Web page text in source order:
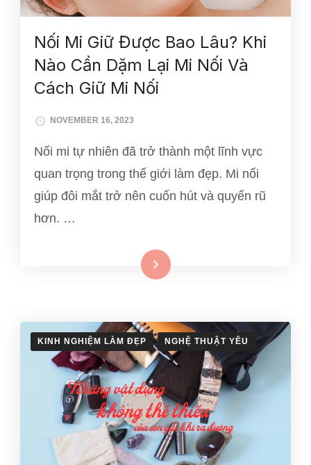
Nối Mi Giữ Được Bao Lâu? Khi
Nào Cần Dặm Lại Mi Nối Và
Cách Giữ Mi Nối
NOVEMBER 16, 2023
Nối mi tự nhiên đã trở thành một lĩnh vực
quan trọng trong thế giới làm đẹp. Mi nối
giúp đôi mắt trở nên cuốn hút và quyến rũ
hơn. …
Xem thêm
KINH NGHIỆM LÀM ĐẸP NGHỆ THUẬT YÊU